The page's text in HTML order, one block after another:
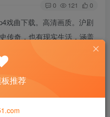
0 121 0
戏曲下载。高清画质。沪剧
传奇，也有现实生活，涵盖
的题材，内容丰富多彩，能
推荐